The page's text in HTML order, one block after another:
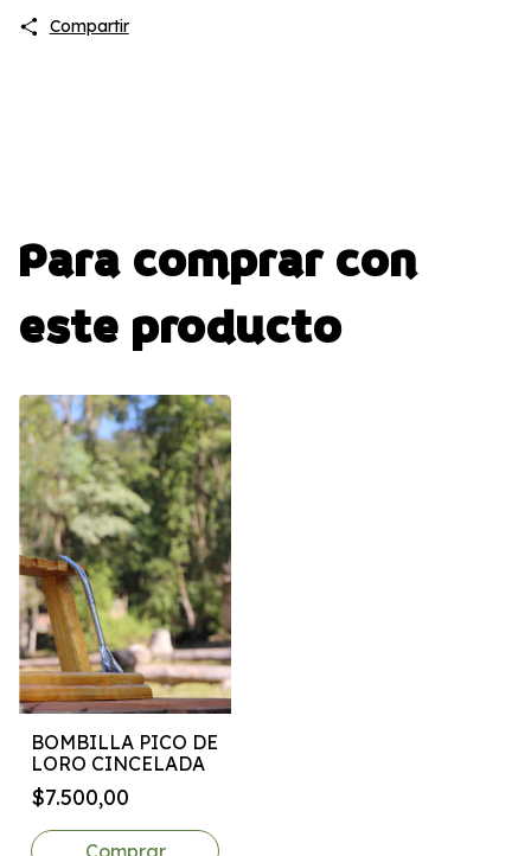
Compartir
Para comprar con
este producto
BOMBILLA PICO DE
LORO CINCELADA
$7.500,00